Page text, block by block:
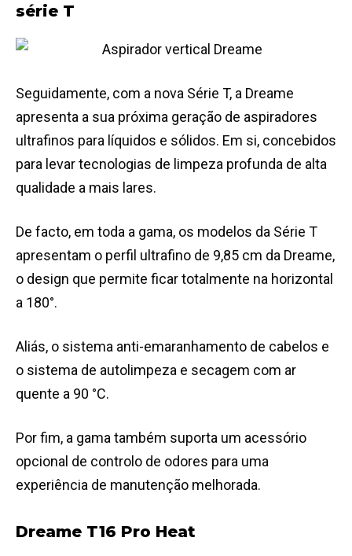
série T
Seguidamente, com a nova Série T, a Dreame
apresenta a sua próxima geração de aspiradores
ultrafinos para líquidos e sólidos. Em si, concebidos
para levar tecnologias de limpeza profunda de alta
qualidade a mais lares.
De facto, em toda a gama, os modelos da Série T
apresentam o perfil ultrafino de 9,85 cm da Dreame,
o design que permite ficar totalmente na horizontal
a 180°.
Aliás, o sistema anti-emaranhamento de cabelos e
o sistema de autolimpeza e secagem com ar
quente a 90 °C.
Por fim, a gama também suporta um acessório
opcional de controlo de odores para uma
experiência de manutenção melhorada.
Dreame T16 Pro Heat